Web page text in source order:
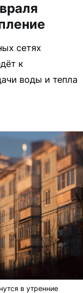
сетях
к
воды и тепла
в утренние